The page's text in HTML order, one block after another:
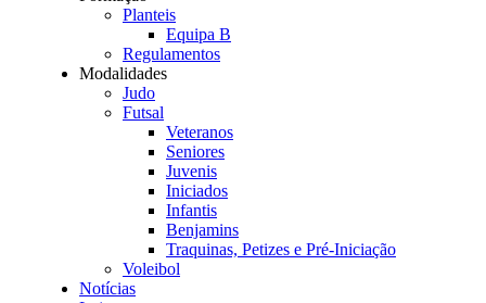
Planteis
Equipa B
Regulamentos
Modalidades
Judo
Futsal
Veteranos
Seniores
Juvenis
Iniciados
Infantis
Benjamins
Traquinas, Petizes e Pré-Iniciação
Voleibol
Notícias